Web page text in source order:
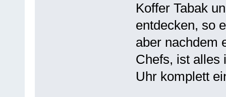
Koffer Tabak
entdecken, so
aber nachdem
Chefs, ist alles
Uhr komplett